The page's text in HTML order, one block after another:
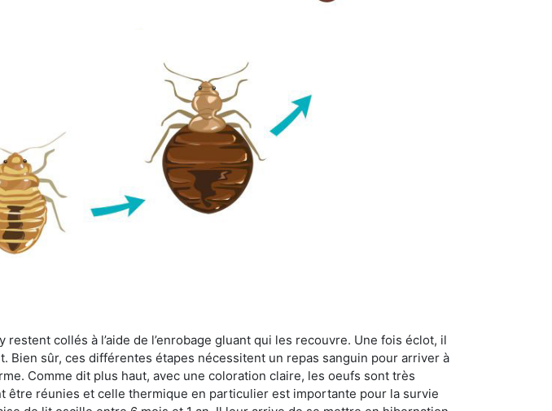
collés à l’aide de l’enrobage gluant qui les recouvre. Une fois éclot, il
sûr, ces différentes étapes nécessitent un repas sanguin pour arriver à
Comme dit plus haut, avec une coloration claire, les oeufs sont très
réunies et celle thermique en particulier est importante pour la survie